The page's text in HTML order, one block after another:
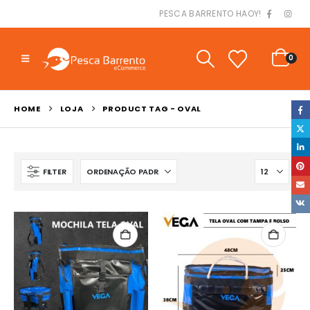
PESCA BARRENTO HAOY!
0
HOME LOJA PRODUCT TAG - OVAL
FILTER